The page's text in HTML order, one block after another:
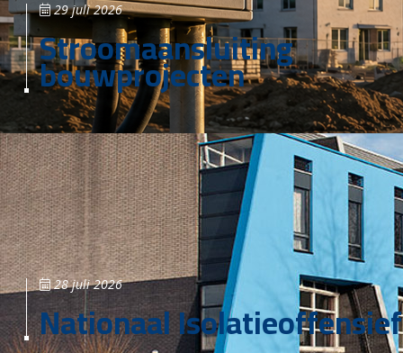
29 juli 2026
Stroomaansluiting
bouwprojecten
28 juli 2026
Nationaal Isolatieoffensief